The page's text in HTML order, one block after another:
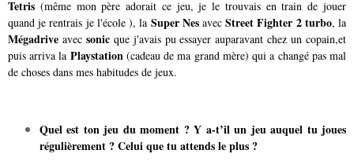
Tetris (même mon père adorait ce jeu, je le trouvais en train de jouer
quand je rentrais je l'école ), la Super NesavecStreet Fighter 2 turbo, la
Mégadrive avec sonic que j'avais pu essayer auparavant chez un copain,et
puis arriva la Playstation(cadeau de ma grand mère) qui a changé pas mal
de choses dans mes habitudes de jeux.
Quel est ton jeu du moment ? Y a-t’il un jeu auquel tu joues
régulièrement ? Celui que tu attends le plus ?